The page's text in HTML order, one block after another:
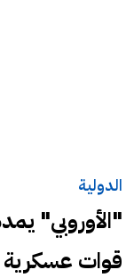
الدولية
"الأوروبي"
قوات عسكرية